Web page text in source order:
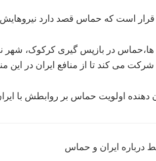
قرار است که حماس قصد دارد نیروهایش
شرکت می کند تا از منافع ایران در
دهنده اولویت حماس بر روابطش با
درباره ایران و حماس